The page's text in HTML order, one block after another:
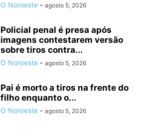
O Noroeste - agosto 5, 2026
Policial penal é presa após
imagens contestarem versão
sobre tiros contra...
O Noroeste - agosto 5, 2026
Pai é morto a tiros na frente do
filho enquanto o...
O Noroeste - agosto 5, 2026